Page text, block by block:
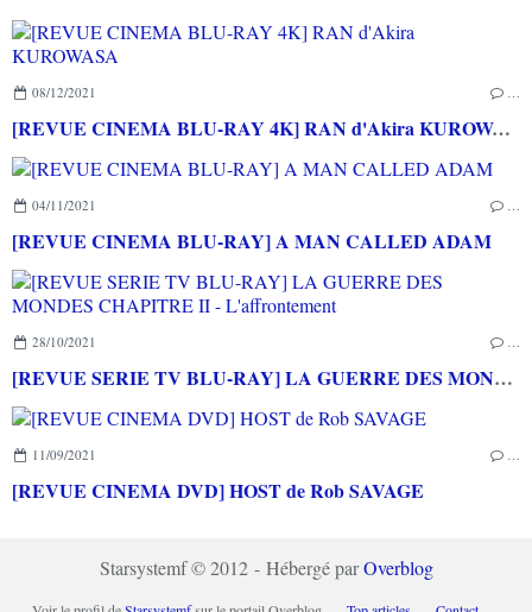
08/12/2021 …
[REVUE CINEMA BLU-RAY 4K] RAN d'Akira KUROWASA
04/11/2021 …
[REVUE CINEMA BLU-RAY] A MAN CALLED ADAM
28/10/2021 …
[REVUE SERIE TV BLU-RAY] LA GUERRE DES MONDES CHAPITRE II - L'affrontement
11/09/2021 …
[REVUE CINEMA DVD] HOST de Rob SAVAGE
Starsystemf © 2012 - Hébergé parOverblog